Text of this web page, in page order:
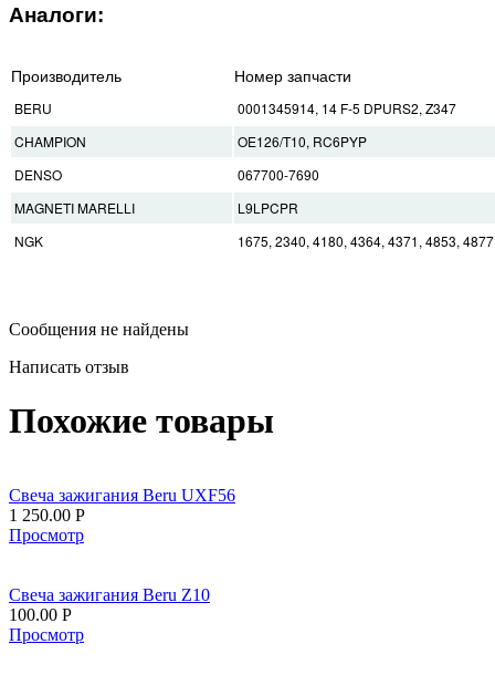
Аналоги:
Производитель Номер запчасти
BERU
0001345914, 14 F-5 DPURS2, Z347
CHAMPION
OE126/T10, RC6PYP
DENSO
067700-7690
MAGNETI MARELLI
L9LPCPR
NGK
1675, 2340, 4180, 4364, 4371, 4853,
Сообщения не найдены
Написать отзыв
Похожие товары
Свеча зажигания Beru UXF56
1 250.00 Р
Просмотр
Свеча зажигания Beru Z10
100.00 Р
Просмотр